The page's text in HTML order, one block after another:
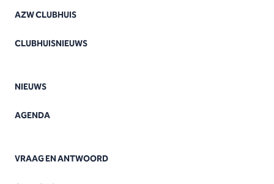
AZW CLUBHUIS
CLUBHUISNIEUWS
NIEUWS
AGENDA
VRAAG EN ANTWOORD